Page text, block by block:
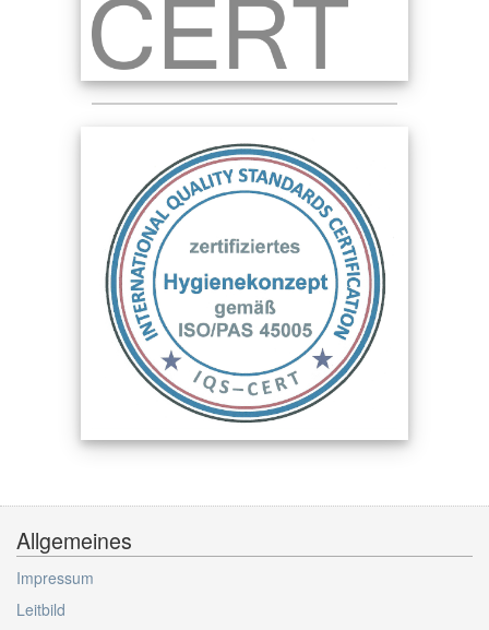
Allgemeines
Impressum
Leitbild